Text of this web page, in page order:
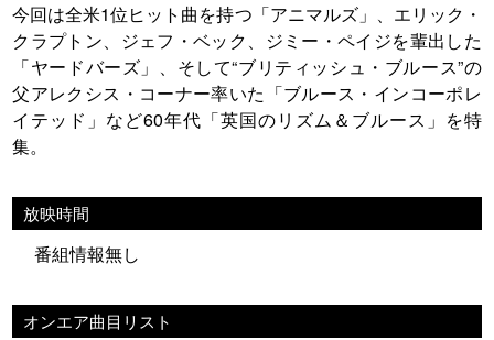
今回は全米1位ヒット曲を持つ「アニマルズ」、エリック・
クラプトン、ジェフ・ベック、ジミー・ペイジを輩出した
「ヤードバーズ」、そして“ブリティッシュ・ブルース”の
父アレクシス・コーナー率いた「ブルース・インコーポレ
イテッド」など60年代「英国のリズム＆ブルース」を特
集。
放映時間
番組情報無し
オンエア曲目リスト